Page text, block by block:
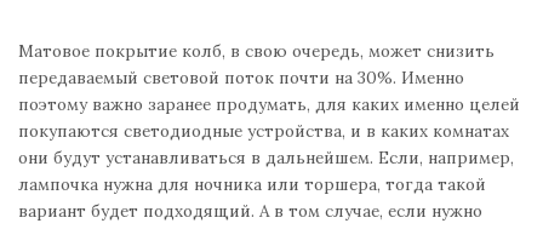
Матовое покрытие колб, в свою очередь, может снизить
передаваемый световой поток почти на 30%. Именно
поэтому важно заранее продумать, для каких именно целей
покупаются светодиодные устройства, и в каких комнатах
они будут устанавливаться в дальнейшем. Если, например,
лампочка нужна для ночника или торшера, тогда такой
вариант будет подходящий. А в том случае, если нужно